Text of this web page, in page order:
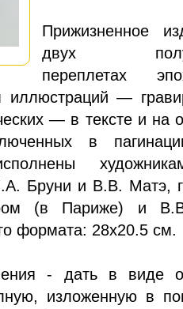
Прижизненное
двух
переплетах
иллюстраций —
— в тексте и на
в
Бруни и В.В. Матэ,
(в Париже) и
формата: 28x20.5 см.
- дать в виде
изложенную в